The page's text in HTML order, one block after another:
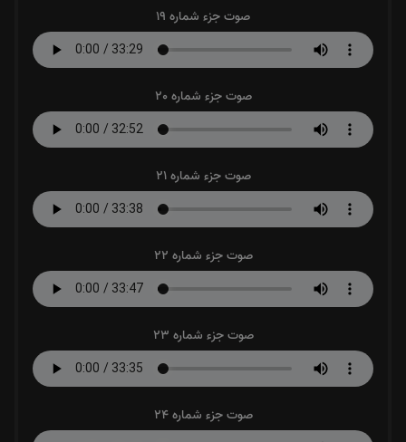
صوت جزء شماره 19
صوت جزء شماره 20
صوت جزء شماره 21
صوت جزء شماره 22
صوت جزء شماره 23
صوت جزء شماره 24